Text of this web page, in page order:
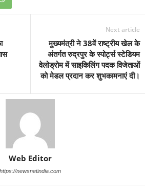
Next article
मुख्यमंत्री ने 38वें राष्ट्रीय खेल के
अंतर्गत रुद्रपुर के स्पोर्ट्स स्टेडियम
वेलोड्रोम में साइकिलिंग पदक विजेताओं
को मेडल प्रदान कर शुभकामनाएं दी।
Web Editor
https://newsnetindia.com